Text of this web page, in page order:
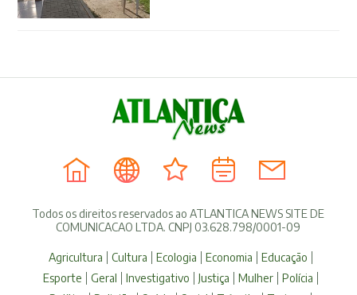
Todos os direitos reservados ao ATLANTICA NEWS SITE DE
COMUNICACAO LTDA. CNPJ 03.628.798/0001-09
Agricultura Cultura Ecologia Economia
Educação
Esporte
Geral Investigativo Justiça Mulher
Polícia